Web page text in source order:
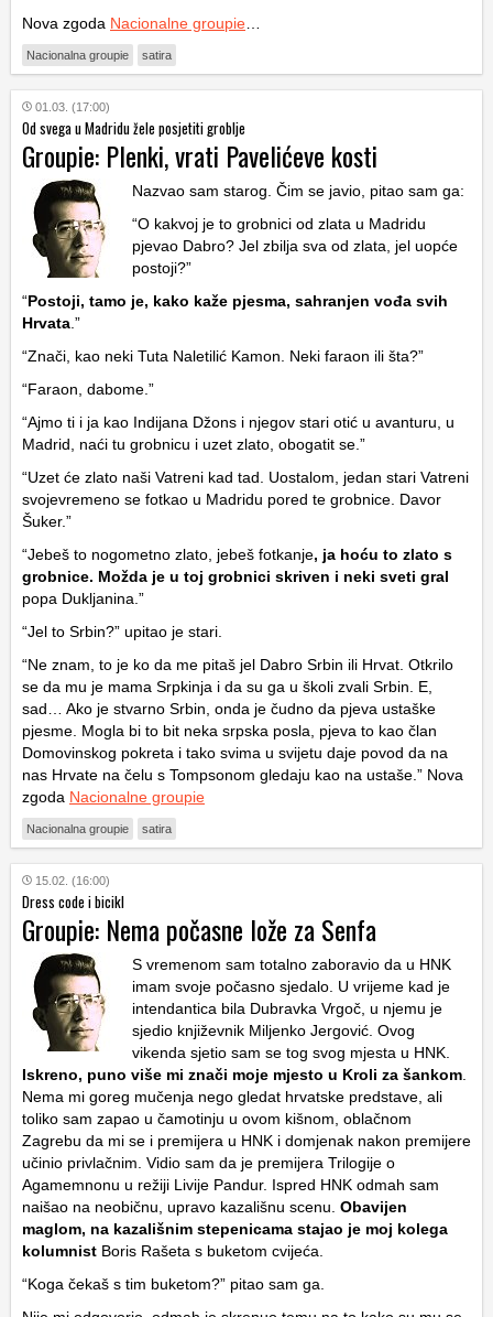
Nova zgoda Nacionalne groupie
Nacionalna groupie satira
01.03. (17:00)
Od svega u Madridu žele posjetiti groblje
Groupie: Plenki, vrati Pavelićeve kosti
Nazvao sam starog. Čim se javio, pitao sam ga:
“O kakvoj je to grobnici od zlata u Madridu
pjevao Dabro? Jel zbilja sva od zlata, jel uopće
postoji?”
“Postoji, tamo je, kako kaže pjesma, sahranjen vođa svih
Hrvata .”
“Znači, kao neki Tuta Naletilić Kamon. Neki faraon ili šta?”
“Faraon, dabome.”
“Ajmo ti i ja kao Indijana Džons i njegov stari otić u avanturu, u
Madrid, naći tu grobnicu i uzet zlato, obogatit se.”
“Uzet će zlato naši Vatreni kad tad. Uostalom, jedan stari Vatreni
svojevremeno se fotkao u Madridu pored te grobnice. Davor
Šuker.”
“Jebeš to nogometno zlato, jebeš fotkanje, ja hoću to zlato s
grobnice. Možda je u toj grobnici skriven i neki sveti gral
popa Dukljanina.”
“Jel to Srbin?” upitao je stari.
“Ne znam, to je ko da me pitaš jel Dabro Srbin ili Hrvat. Otkrilo
se da mu je mama Srpkinja i da su ga u školi zvali Srbin. E,
sad… Ako je stvarno Srbin, onda je čudno da pjeva ustaške
pjesme. Mogla bi to bit neka srpska posla, pjeva to kao član
Domovinskog pokreta i tako svima u svijetu daje povod da na
nas Hrvate na čelu s Tompsonom gledaju kao na ustaše.” Nova
zgoda Nacionalne groupie
Nacionalna groupie satira
15.02. (16:00)
Dress code i bicikl
Groupie: Nema počasne lože za Senfa
S vremenom sam totalno zaboravio da u HNK
imam svoje počasno sjedalo. U vrijeme kad je
intendantica bila Dubravka Vrgoč, u njemu je
sjedio književnik Miljenko Jergović. Ovog
vikenda sjetio sam se tog svog mjesta u HNK.
Iskreno, puno više mi znači moje mjesto u Kroli za šankom
Nema mi goreg mučenja nego gledat hrvatske predstave, ali
toliko sam zapao u čamotinju u ovom kišnom, oblačnom
Zagrebu da mi se i premijera u HNK i domjenak nakon premijere
učinio privlačnim. Vidio sam da je premijera Trilogije o
Agamemnonu u režiji Livije Pandur. Ispred HNK odmah sam
naišao na neobičnu, upravo kazališnu scenu. Obavijen
maglom, na kazališnim stepenicama stajao je moj kolega
kolumnist Boris Rašeta s buketom cvijeća.
“Koga čekaš s tim buketom?” pitao sam ga.